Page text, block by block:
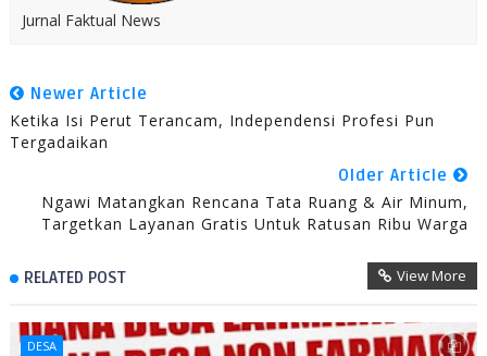
Jurnal Faktual News
Newer Article
Ketika Isi Perut Terancam, Independensi Profesi Pun
Tergadaikan
Older Article
Ngawi Matangkan Rencana Tata Ruang & Air Minum,
Targetkan Layanan Gratis Untuk Ratusan Ribu Warga
RELATED POST View More
DESA